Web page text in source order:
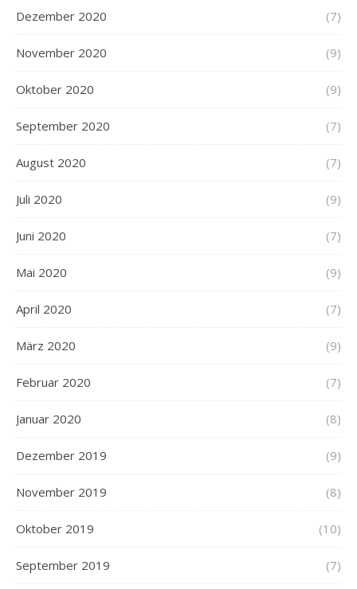
Dezember 2020 (7)
November 2020 (9)
Oktober 2020 (9)
September 2020 (7)
August 2020 (7)
Juli 2020 (9)
Juni 2020 (7)
Mai 2020 (9)
April 2020 (7)
März 2020 (9)
Februar 2020 (7)
Januar 2020 (8)
Dezember 2019 (9)
November 2019 (8)
Oktober 2019 (10)
September 2019 (7)